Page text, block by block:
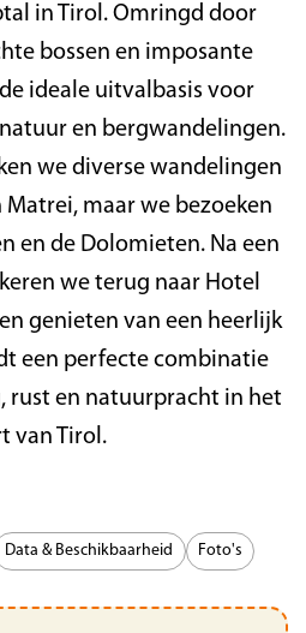
in Tirol. Omringd door
bossen en imposante
ideale uitvalbasis voor
en bergwandelingen.
we diverse wandelingen
maar we bezoeken
en de Dolomieten. Na een
we terug naar Hotel
genieten van een heerlijk
een perfecte combinatie
rust en natuurpracht in het
van Tirol.
Data & Beschikbaarheid Foto's